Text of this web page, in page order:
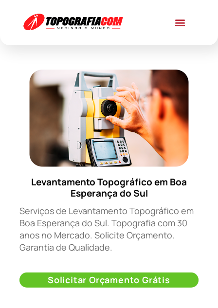
Levantamento Topográfico em Boa
Esperança do Sul
Serviços de Levantamento Topográfico em
Boa Esperança do Sul. Topografia com 30
anos no Mercado. Solicite Orçamento.
Garantia de Qualidade.
Solicitar Orçamento Grátis